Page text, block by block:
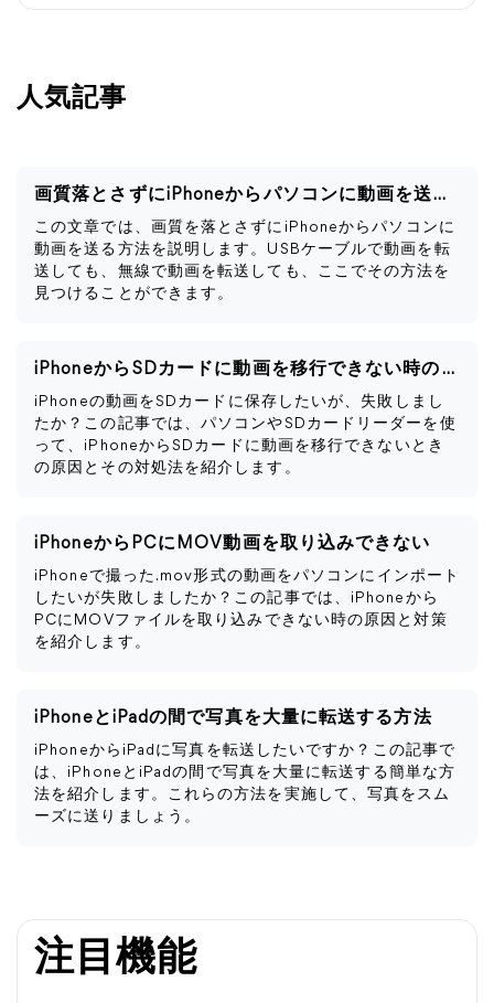
人気記事
画質落とさずにiPhoneからパソコンに動画を送る方法
この文章では、画質を落とさずにiPhoneからパソコンに
動画を送る方法を説明します。USBケーブルで動画を転
送しても、無線で動画を転送しても、ここでその方法を
見つけることができます。
iPhoneからSDカードに動画を移行できない時の対処法
iPhoneの動画をSDカードに保存したいが、失敗しまし
たか？この記事では、パソコンやSDカードリーダーを使
って、iPhoneからSDカードに動画を移行できないとき
の原因とその対処法を紹介します。
iPhoneからPCにMOV動画を取り込みできない
iPhoneで撮った.mov形式の動画をパソコンにインポート
したいが失敗しましたか？この記事では、iPhoneから
PCにMOVファイルを取り込みできない時の原因と対策
を紹介します。
iPhoneとiPadの間で写真を大量に転送する方法
iPhoneからiPadに写真を転送したいですか？この記事で
は、iPhoneとiPadの間で写真を大量に転送する簡単な方
法を紹介します。これらの方法を実施して、写真をスム
ーズに送りましょう。
注目機能